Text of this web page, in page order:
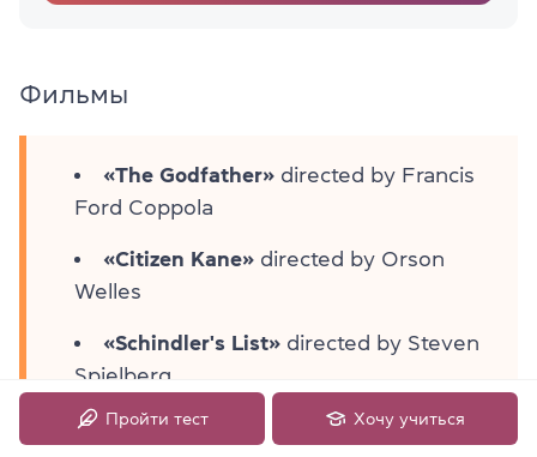
Фильмы
«The Godfather» directed by Francis
Ford Coppola
«Citizen Kane» directed by Orson
Welles
«Schindler's List» directed by Steven
Spielberg
«Lawrence of Arabia»
directed by David
Пройти тест Хочу учиться